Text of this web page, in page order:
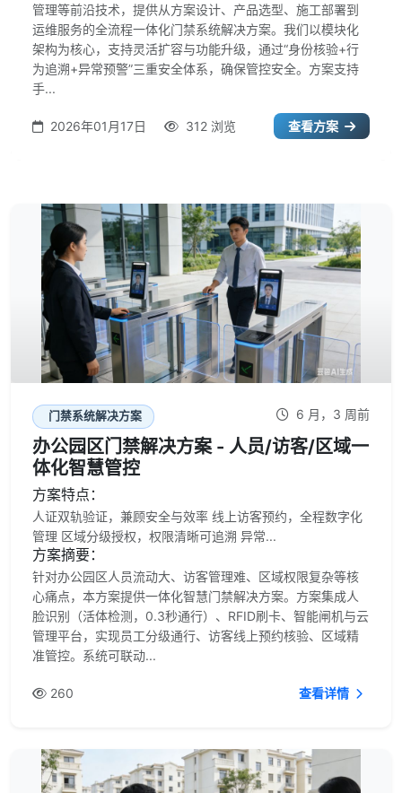
管理等前沿技术，提供从方案设计、产品选型、施工部署到
运维服务的全流程一体化门禁系统解决方案。我们以模块化
架构为核心，支持灵活扩容与功能升级，通过“身份核验+行
为追溯+异常预警”三重安全体系，确保管控安全。方案支持
手...
2026年01月17日 312 浏览 查看方案
门禁系统解决方案 6 月，3 周前
办公园区门禁解决方案 - 人员/访客/区域一
体化智慧管控
方案特点：
人证双轨验证，兼顾安全与效率 线上访客预约，全程数字化
管理 区域分级授权，权限清晰可追溯 异常...
方案摘要：
针对办公园区人员流动大、访客管理难、区域权限复杂等核
心痛点，本方案提供一体化智慧门禁解决方案。方案集成人
脸识别（活体检测，0.3秒通行）、RFID刷卡、智能闸机与云
管理平台，实现员工分级通行、访客线上预约核验、区域精
准管控。系统可联动...
260 查看详情